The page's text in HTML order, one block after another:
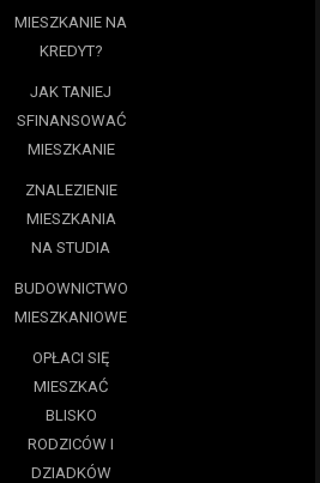
MIESZKANIE NA
KREDYT?
JAK TANIEJ
SFINANSOWAĆ
MIESZKANIE
ZNALEZIENIE
MIESZKANIA
NA STUDIA
BUDOWNICTWO
MIESZKANIOWE
OPŁACI SIĘ
MIESZKAĆ
BLISKO
RODZICÓW I
DZIADKÓW